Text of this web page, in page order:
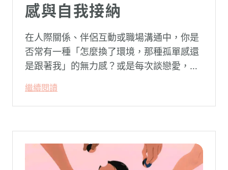
感與自我接納
在人際關係、伴侶互動或職場溝通中，你是
否常有一種「怎麼換了環境，那種孤單感還
是跟著我」的無力感？或是每次談戀愛，總
卻演變成兩敗俱傷？
繼續閱讀